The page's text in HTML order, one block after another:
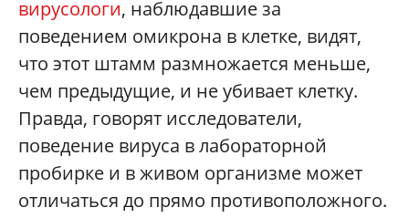
вирусологи, наблюдавшие за
поведением омикрона в клетке, видят,
что этот штамм размножается меньше,
чем предыдущие, и не убивает клетку.
Правда, говорят исследователи,
поведение вируса в лабораторной
пробирке и в живом организме может
отличаться до прямо противоположного.